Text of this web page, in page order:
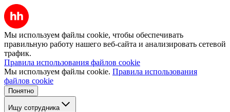
Мы используем файлы cookie, чтобы обеспечивать
правильную работу нашего веб-сайта и анализировать сетевой
трафик.
Правила использования файлов cookie
Мы используем файлы cookie. Правила использования
файлов cookie
Понятно
Ищу сотрудника